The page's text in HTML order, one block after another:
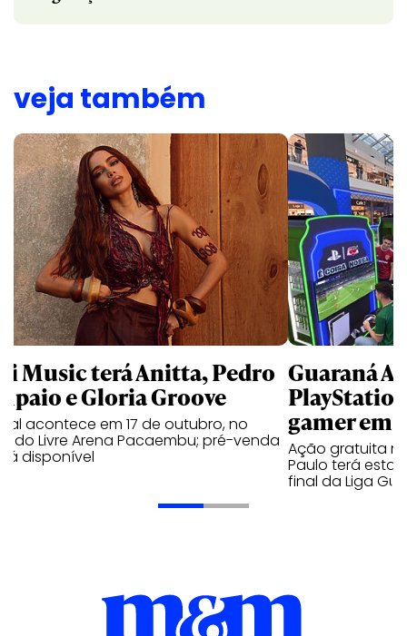
veja também
Music terá Anitta, Pedro
e Gloria Groove
acontece em 17 de outubro, no
Livre Arena Pacaembu; pré-venda
disponível
Guaraná
gamer em
Ação gratuita
Paulo terá
final da Liga